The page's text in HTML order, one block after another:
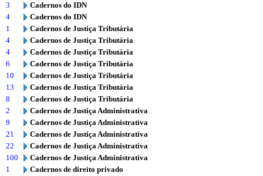
3
Cadernos do IDN
4
Cadernos do IDN
1
Cadernos de Justiça Tributária
4
Cadernos de Justiça Tributária
4
Cadernos de Justiça Tributária
6
Cadernos de Justiça Tributária
10
Cadernos de Justiça Tributária
13
Cadernos de Justiça Tributária
8
Cadernos de Justiça Tributária
2
Cadernos de Justiça Administrativa
9
Cadernos de Justiça Administrativa
21
Cadernos de Justiça Administrativa
22
Cadernos de Justiça Administrativa
100
Cadernos de Justiça Administrativa
1
Cadernos de direito privado